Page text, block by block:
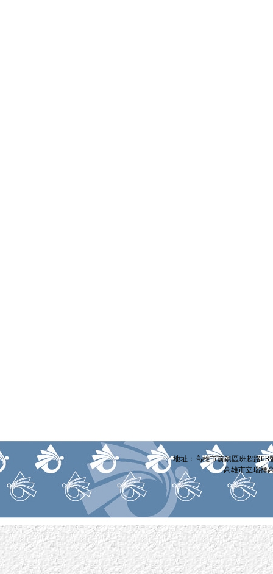
::: 地址：高雄市前鎮區班超路
高雄市立瑞祥